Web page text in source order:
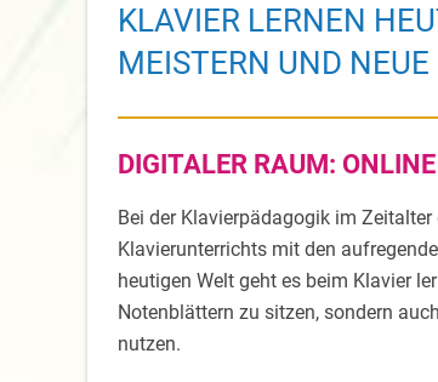
KLAVIER LERNEN
MEISTERN UND
DIGITALER RAUM:
Bei der Klavierpädagogik im
Klavierunterrichts mit den
heutigen Welt geht es beim Klavier
Notenblättern zu sitzen, sondern
nutzen.